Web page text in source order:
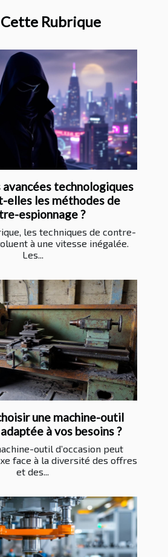
Rubrique
technologiques
elles les méthodes de
espionnage ?
les techniques de contre-
à une vitesse inégalée.
Les...
une machine-outil
à vos besoins ?
outil d’occasion peut
face à la diversité des offres
et des...